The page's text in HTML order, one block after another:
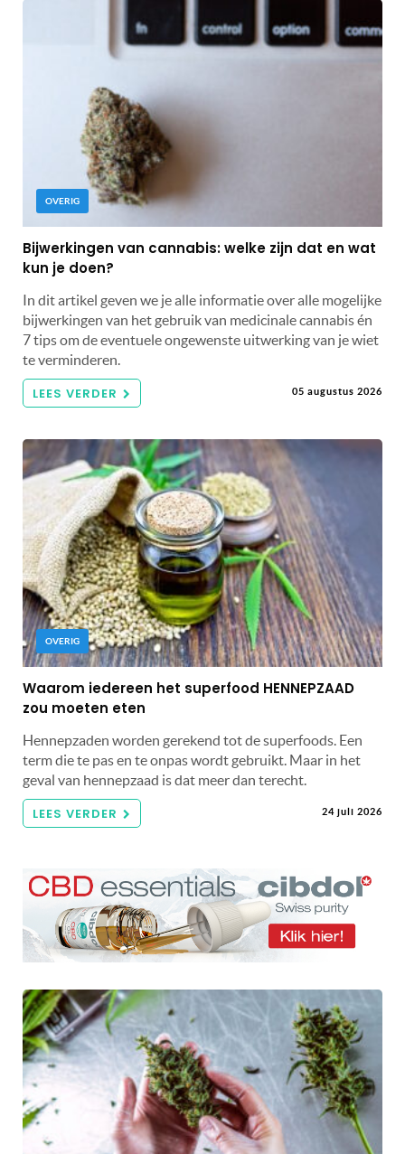
OVERIG
Bijwerkingen van cannabis: welke zijn dat en wat
kun je doen?
In dit artikel geven we je alle informatie over alle mogelijke
bijwerkingen van het gebruik van medicinale cannabis én
7 tips om de eventuele ongewenste uitwerking van je wiet
te verminderen.
LEES VERDER 05 augustus 2026
OVERIG
Waarom iedereen het superfood HENNEPZAAD
zou moeten eten
Hennepzaden worden gerekend tot de superfoods. Een
term die te pas en te onpas wordt gebruikt. Maar in het
geval van hennepzaad is dat meer dan terecht.
LEES VERDER 24 juli 2026